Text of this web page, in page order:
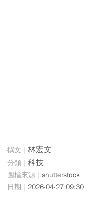
林宏文
科技
shutterstock
2026-04-27 09:30